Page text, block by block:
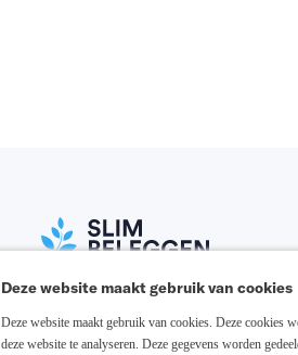
Deze website maakt gebruik van cookies
Deze website maakt gebruik van cookies. Deze cookies
deze website te analyseren. Deze gegevens worden